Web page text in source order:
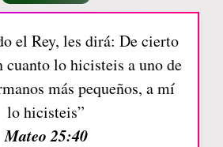
el Rey, les dirá: De cierto
cuanto lo hicisteis a uno de
más pequeños, a mí
lo hicisteis”
Mateo 25:40